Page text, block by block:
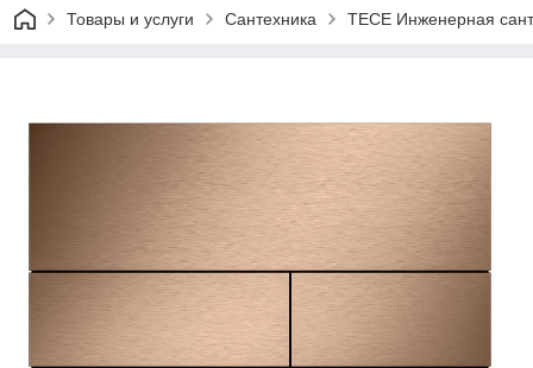
Товары и услуги Сантехника ТЕСЕ Инженерная